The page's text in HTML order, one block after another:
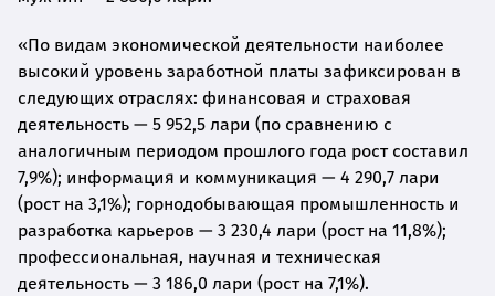
«По видам экономической деятельности наиболее
высокий уровень заработной платы зафиксирован в
следующих отраслях: финансовая и страховая
деятельность — 5 952,5 лари (по сравнению с
аналогичным периодом прошлого года рост составил
7,9%); информация и коммуникация — 4 290,7 лари
(рост на 3,1%); горнодобывающая промышленность и
разработка карьеров — 3 230,4 лари (рост на 11,8%);
профессиональная, научная и техническая
деятельность — 3 186,0 лари (рост на 7,1%).